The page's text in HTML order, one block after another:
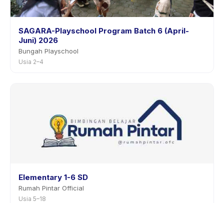
SAGARA-Playschool Program Batch 6 (April-
Juni) 2026
Bungah Playschool
Usia 2–4
Elementary 1-6 SD
Rumah Pintar Official
Usia 5–18